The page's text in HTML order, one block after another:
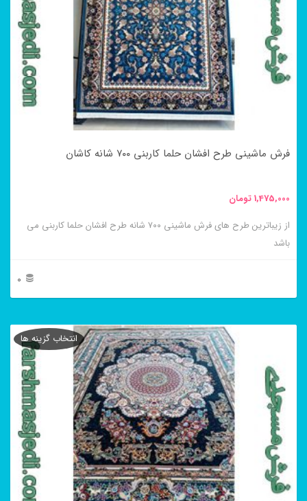
باشد.
گزینه
ها
صفحه
انتخاب
شوند
فرش ماشینی طرح افشان حلما کاربنی ۷۰۰ شانه کاشان
1,475,000تومان
از زیباترین طرح های فرش ماشینی ۷۰۰ شانه طرح افشان حلما کاربنی می
باشد
0
محصول
مختلفی
باشد.
گزینه
ها
انتخاب گزینه ها